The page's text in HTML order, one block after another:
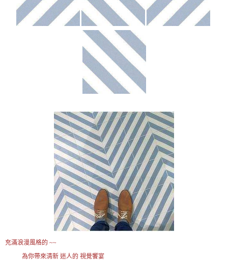
充滿浪漫風格的 ~~
為你帶來清新 迷人的 視覺饗宴